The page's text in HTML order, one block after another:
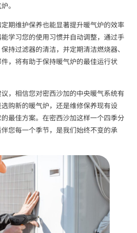
。
期维护保养也能显著提升暖气炉的效率
学习您的使用习惯并自动调整，通过手
持过滤器的清洁，并定期清洁燃烧器、
，将有助于保持暖气炉的最佳运行状
，相信您对密西沙加的中央暖气系统有
购新的暖气炉，还是维修保养现有设
最佳方案。在密西沙加这样一个四季分
您每一个季节，是我们始终不变的承